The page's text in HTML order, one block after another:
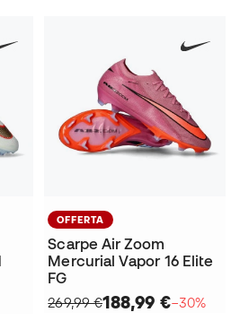
OFFERTA
Scarpe Air Zoom
Mercurial Vapor 16 Elite
FG
269,99 €188,99 €−30%